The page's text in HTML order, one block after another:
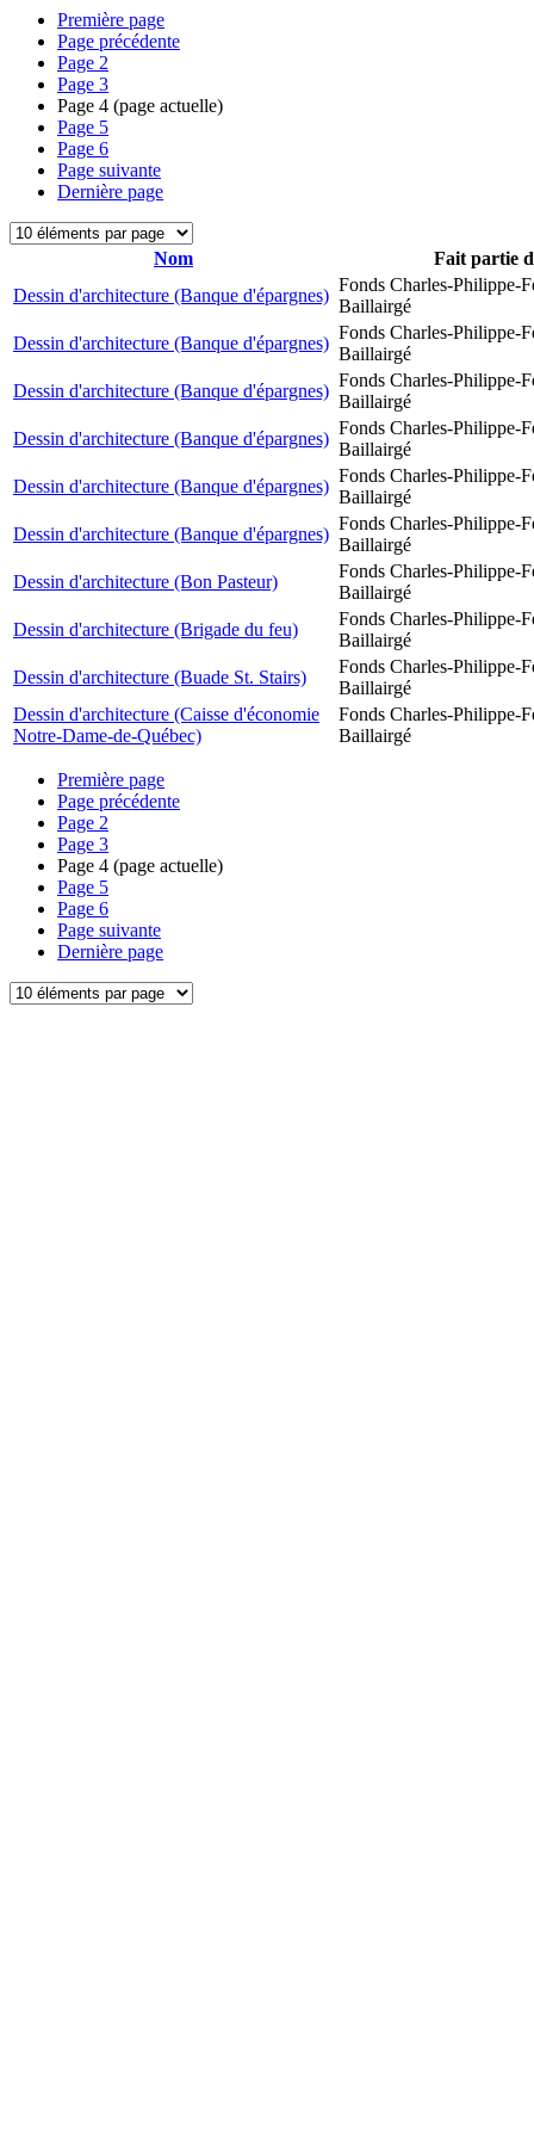
Première page
Page précédente
Page 2
Page 3
Page 4 (page actuelle)
Page 5
Page 6
Page suivante
Dernière page
Nom
Fait partie
Dessin d'architecture (Banque d'épargnes)
Fonds Charles-Philippe-
Baillairgé
Dessin d'architecture (Banque d'épargnes)
Fonds Charles-Philippe-
Baillairgé
Dessin d'architecture (Banque d'épargnes)
Fonds Charles-Philippe-
Baillairgé
Dessin d'architecture (Banque d'épargnes)
Fonds Charles-Philippe-
Baillairgé
Dessin d'architecture (Banque d'épargnes)
Fonds Charles-Philippe-
Baillairgé
Dessin d'architecture (Banque d'épargnes)
Fonds Charles-Philippe-
Baillairgé
Dessin d'architecture (Bon Pasteur)
Fonds Charles-Philippe-
Baillairgé
Dessin d'architecture (Brigade du feu)
Fonds Charles-Philippe-
Baillairgé
Dessin d'architecture (Buade St. Stairs)
Fonds Charles-Philippe-
Baillairgé
Dessin d'architecture (Caisse d'économie
Notre-Dame-de-Québec)
Fonds Charles-Philippe-
Baillairgé
Première page
Page précédente
Page 2
Page 3
Page 4 (page actuelle)
Page 5
Page 6
Page suivante
Dernière page